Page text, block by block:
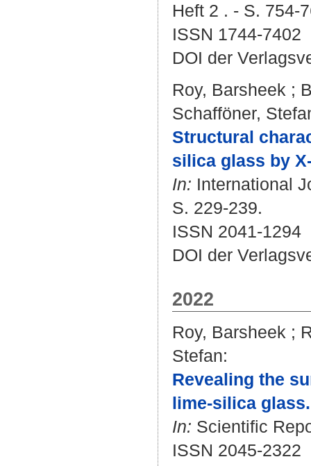
Heft 2 . - S. 754-
ISSN 1744-7402
DOI der
Roy, Barsheek ;
Schafföner,
Structural
silica glass by
In: International
S. 229-239.
ISSN 2041-1294
DOI der
2022
Roy, Barsheek ;
Stefan:
Revealing the
lime-silica glass.
In: Scientific
ISSN 2045-2322